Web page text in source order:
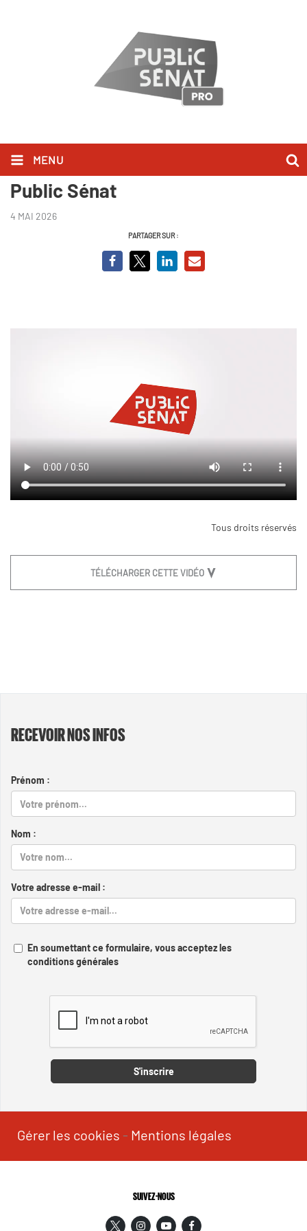
MENU
Découvrir le nouvel habillage
Public Sénat
4 MAI 2026
PARTAGER SUR :
Tous droits réservés
TÉLÉCHARGER CETTE VIDÉO
RECEVOIR NOS INFOS
Prénom :
Nom :
Votre adresse e-mail :
En soumettant ce formulaire, vous acceptez les
conditions générales
S'inscrire
Gérer les cookies - Mentions légales
SUIVEZ-NOUS